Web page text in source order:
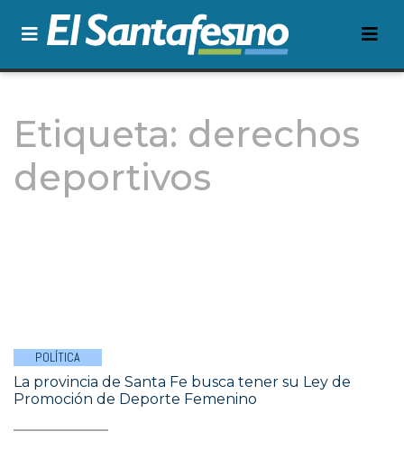
Etiqueta: derechos
deportivos
POLÍTICA
La provincia de Santa Fe busca tener su Ley de
Promoción de Deporte Femenino